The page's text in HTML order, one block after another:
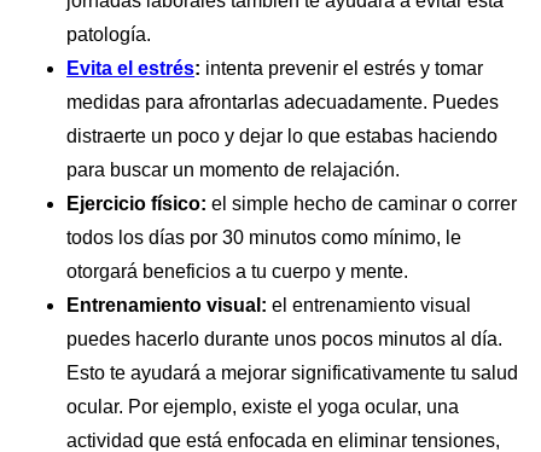
patología.
Evita el estrés: intenta prevenir el estrés y tomar
medidas para afrontarlas adecuadamente. Puedes
distraerte un poco y dejar lo que estabas haciendo
para buscar un momento de relajación.
Ejercicio físico: el simple hecho de caminar o correr
todos los días por 30 minutos como mínimo, le
otorgará beneficios a tu cuerpo y mente.
Entrenamiento visual: el entrenamiento visual
puedes hacerlo durante unos pocos minutos al día.
Esto te ayudará a mejorar significativamente tu salud
ocular. Por ejemplo, existe el yoga ocular, una
actividad que está enfocada en eliminar tensiones,